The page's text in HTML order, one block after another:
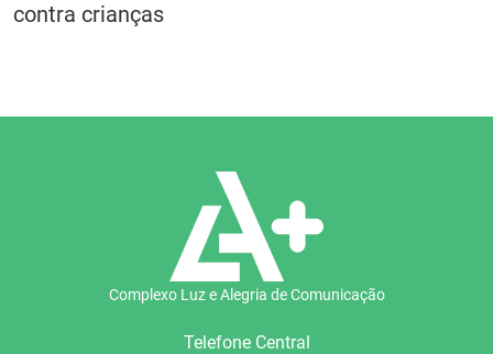
contra crianças
Complexo Luz e Alegria de Comunicação
Telefone Central